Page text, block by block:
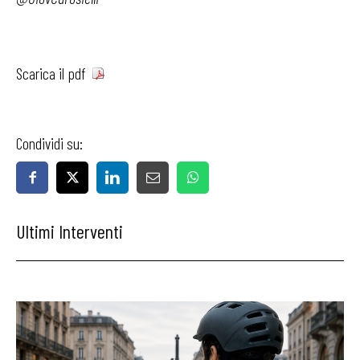
Scarica il pdf
Condividi su:
Ultimi Interventi